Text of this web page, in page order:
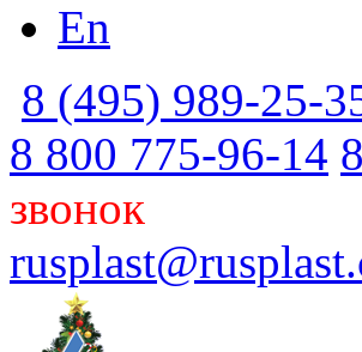
En
8 (495) 989-25-
8 800 775-96-14
звонок